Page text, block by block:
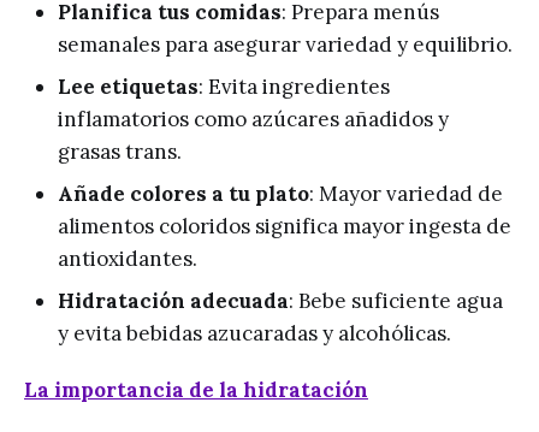
Planifica tus comidas: Prepara menús
semanales para asegurar variedad y equilibrio.
Lee etiquetas: Evita ingredientes
inflamatorios como azúcares añadidos y
grasas trans.
Añade colores a tu plato: Mayor variedad de
alimentos coloridos significa mayor ingesta de
antioxidantes.
Hidratación adecuada: Bebe suficiente agua
y evita bebidas azucaradas y alcohólicas.
La importancia de la hidratación